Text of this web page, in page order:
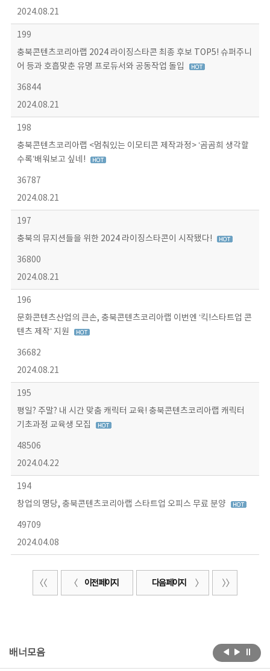
2024.08.21
199
충북콘텐츠코리아랩 2024 라이징스타콘 최종 후보 TOP5! 슈퍼주니
어 등과 호흡맞춘 유명 프로듀서와 공동작업 돌입
36844
2024.08.21
198
충북콘텐츠코리아랩 <멈춰있는 이모티콘 제작과정> ‘곰곰희 생각할
수록’배워보고 싶네!
36787
2024.08.21
197
충북의 뮤지션들을 위한 2024 라이징스타콘이 시작됐다!
36800
2024.08.21
196
문화콘텐츠산업의 큰손, 충북콘텐츠코리아랩 이번엔 ‘킥!스타트업 콘
텐츠 제작’ 지원
36682
2024.08.21
195
평일? 주말? 내 시간 맞춤 캐릭터 교육! 충북콘텐츠코리아랩 캐릭터
기초과정 교육생 모집
48506
2024.04.22
194
창업의 명당, 충북콘텐츠코리아랩 스타트업 오피스 무료 분양
49709
2024.04.08
이전 페이지 다음 페이지
배너모음